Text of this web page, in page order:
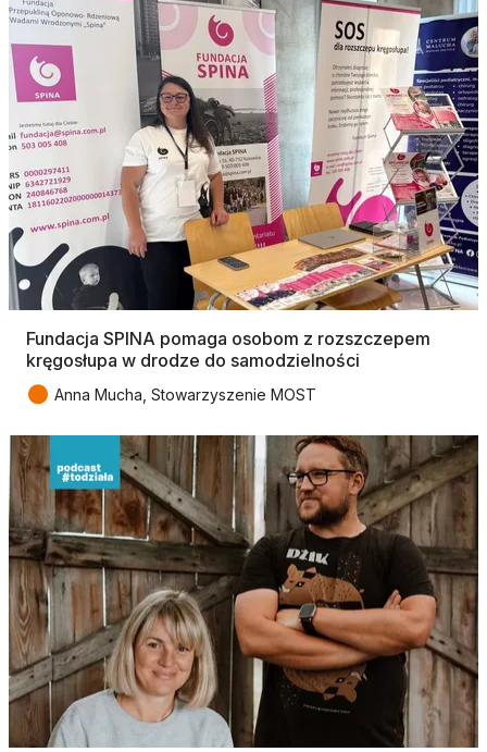
Fundacja SPINA pomaga osobom z rozszczepem
kręgosłupa w drodze do samodzielności
● Anna Mucha, Stowarzyszenie MOST